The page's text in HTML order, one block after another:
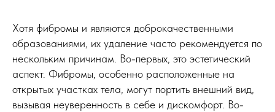
Хотя фибромы и являются доброкачественными
образованиями, их удаление часто рекомендуется по
нескольким причинам. Во-первых, это эстетический
аспект. Фибромы, особенно расположенные на
открытых участках тела, могут портить внешний вид,
вызывая неуверенность в себе и дискомфорт. Во-